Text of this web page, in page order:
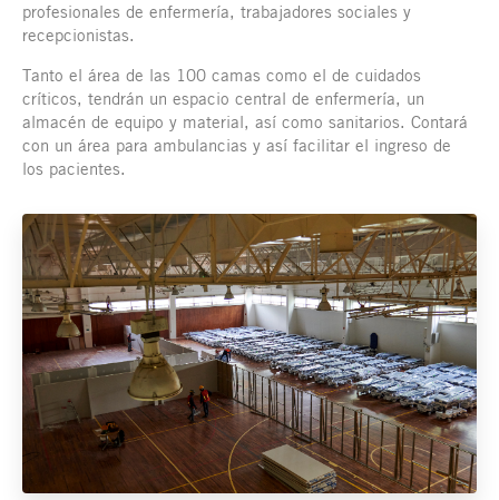
profesionales de enfermería, trabajadores sociales y
recepcionistas.
Tanto el área de las 100 camas como el de cuidados
críticos, tendrán un espacio central de enfermería, un
almacén de equipo y material, así como sanitarios. Contará
con un área para ambulancias y así facilitar el ingreso de
los pacientes.